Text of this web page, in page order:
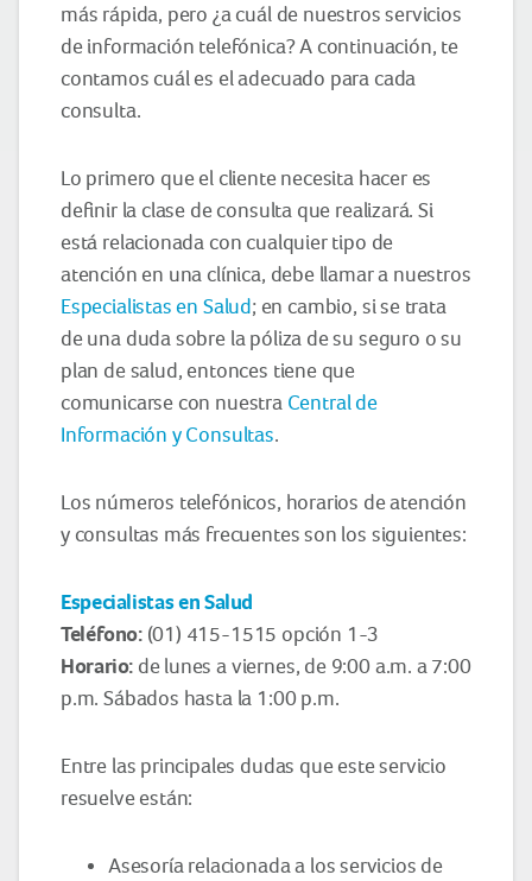
más rápida, pero ¿a cuál de nuestros servicios
de información telefónica? A continuación, te
contamos cuál es el adecuado para cada
consulta.
Lo primero que el cliente necesita hacer es
definir la clase de consulta que realizará. Si
está relacionada con cualquier tipo de
atención en una clínica, debe llamar a nuestros
Especialistas en Salud; en cambio, si se trata
de una duda sobre la póliza de su seguro o su
plan de salud, entonces tiene que
comunicarse con nuestra Central de
Información y Consultas.
Los números telefónicos, horarios de atención
y consultas más frecuentes son los siguientes:
Especialistas en Salud
Teléfono:(01) 415-1515 opción 1-3
Horario: de lunes a viernes, de 9:00 a.m. a 7:00
p.m. Sábados hasta la 1:00 p.m.
Entre las principales dudas que este servicio
resuelve están:
Asesoría relacionada a los servicios de